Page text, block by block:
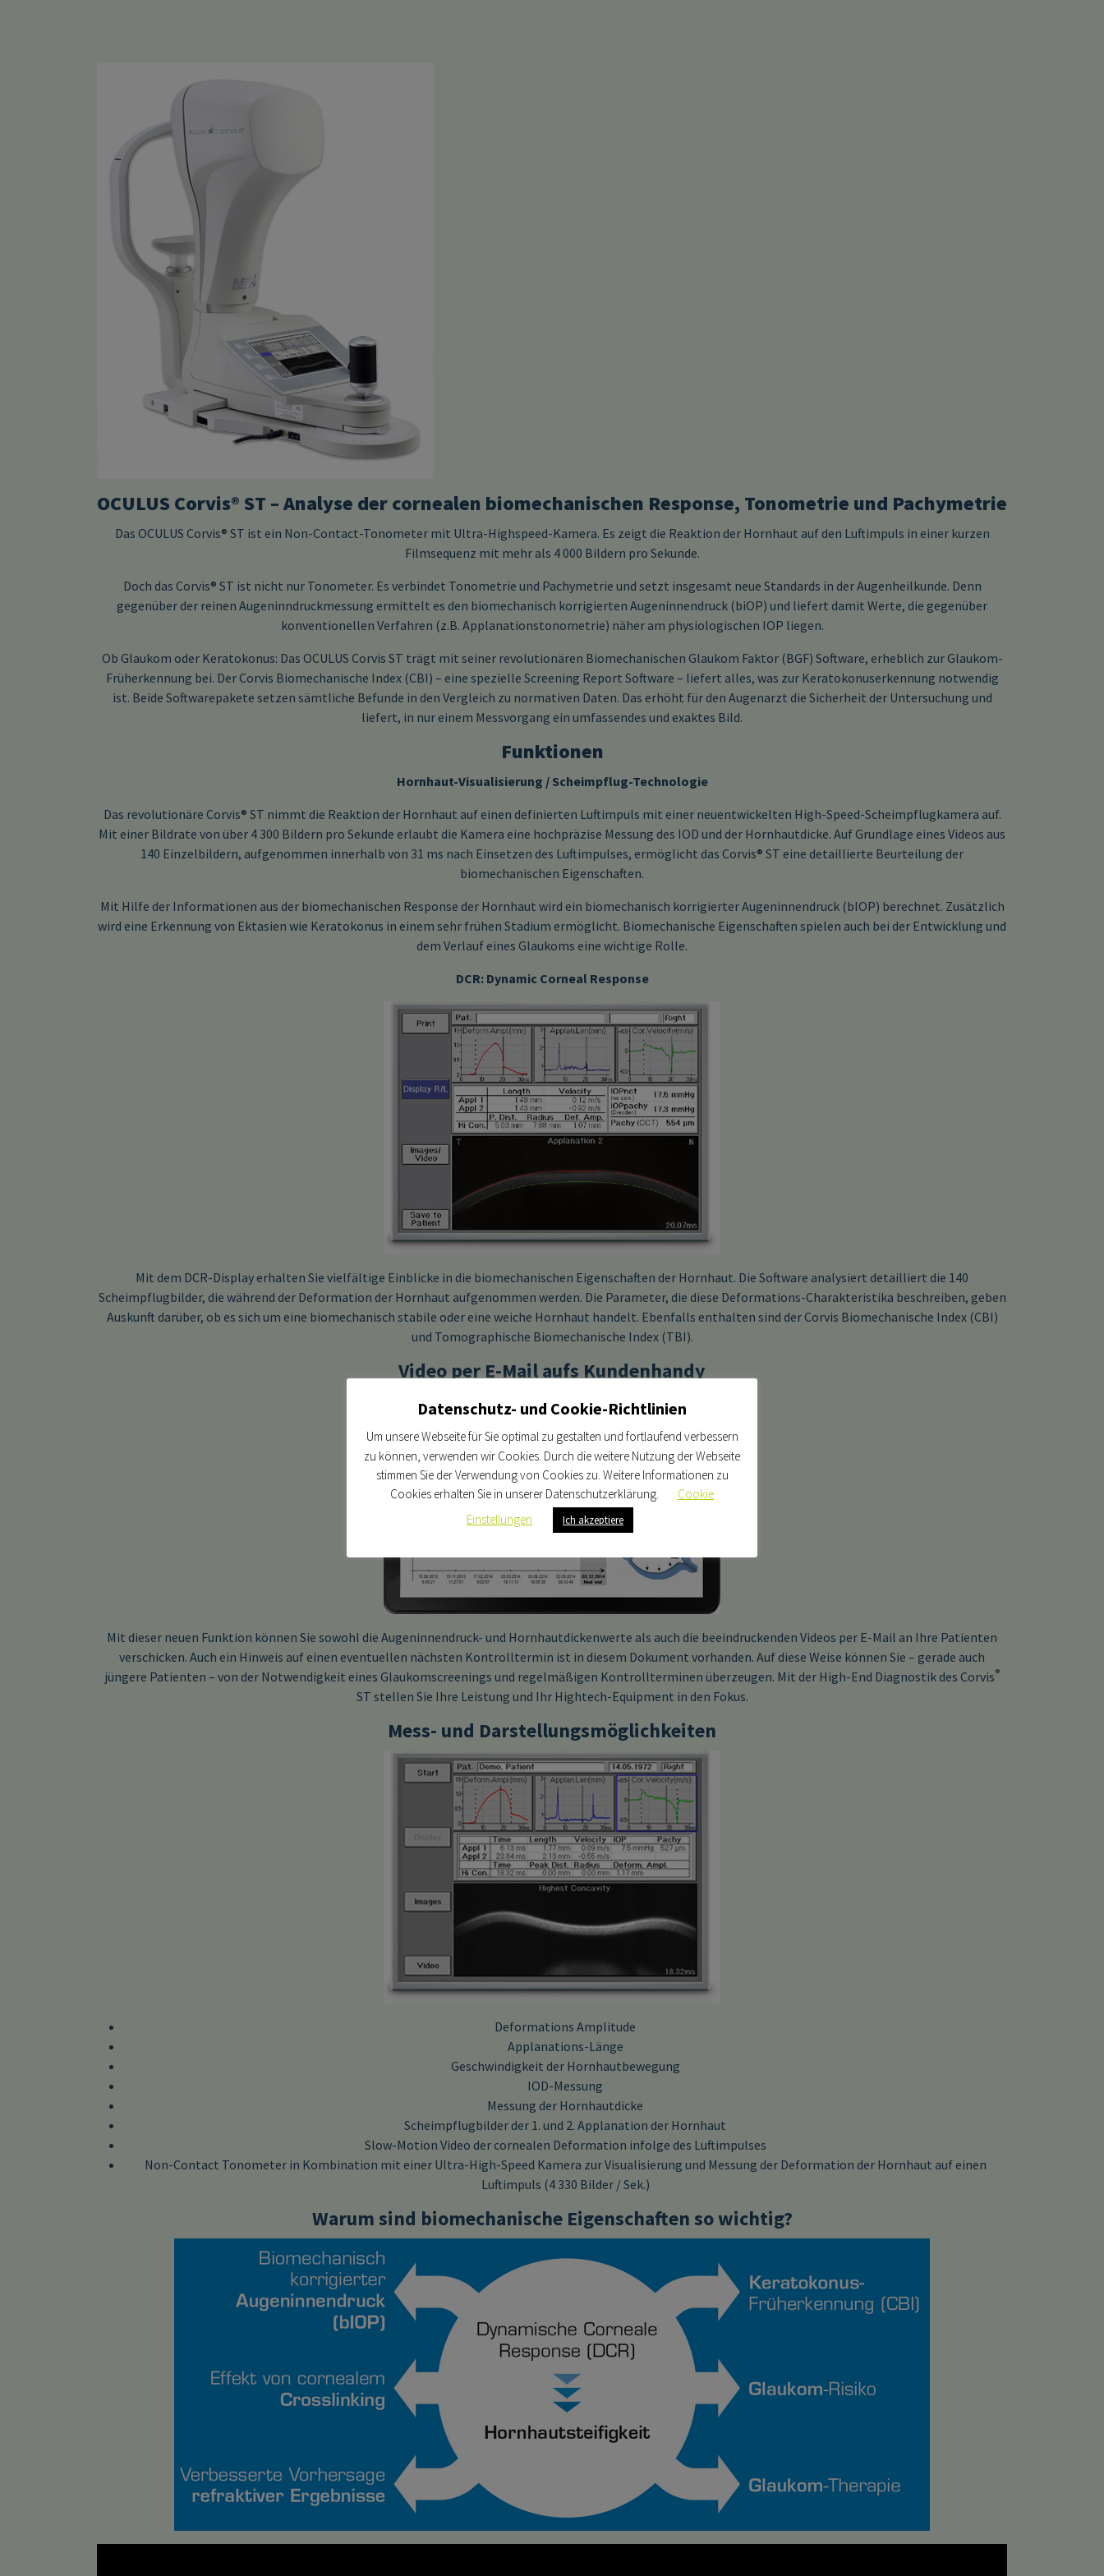
OCULUS Corvis® ST – Analyse der cornealen biomechanischen Response, Tonometrie und Pachymetrie
Das OCULUS Corvis® ST ist ein Non-Contact-Tonometer mit Ultra-Highspeed-Kamera. Es zeigt die Reaktion der Hornhaut auf den Luftimpuls in einer kurzen
Filmsequenz mit mehr als 4 000 Bildern pro Sekunde.
Doch das Corvis® ST ist nicht nur Tonometer. Es verbindet Tonometrie und Pachymetrie und setzt insgesamt neue Standards in der Augenheilkunde. Denn
gegenüber der reinen Augeninndruckmessung ermittelt es den biomechanisch korrigierten Augeninnendruck (biOP) und liefert damit Werte, die gegenüber
konventionellen Verfahren (z.B. Applanationstonometrie) näher am physiologischen IOP liegen.
Ob Glaukom oder Keratokonus: Das OCULUS Corvis ST trägt mit seiner revolutionären Biomechanischen Glaukom Faktor (BGF) Software, erheblich zur Glaukom-
Früherkennung bei. Der Corvis Biomechanische Index (CBI) – eine spezielle Screening Report Software – liefert alles, was zur Keratokonuserkennung notwendig
ist. Beide Softwarepakete setzen sämtliche Befunde in den Vergleich zu normativen Daten. Das erhöht für den Augenarzt die Sicherheit der Untersuchung und
liefert, in nur einem Messvorgang ein umfassendes und exaktes Bild.
Funktionen
Hornhaut-Visualisierung / Scheimpflug-Technologie
Das revolutionäre Corvis® ST nimmt die Reaktion der Hornhaut auf einen definierten Luftimpuls mit einer neuentwickelten High-Speed-Scheimpflugkamera auf.
Mit einer Bildrate von über 4 300 Bildern pro Sekunde erlaubt die Kamera eine hochpräzise Messung des IOD und der Hornhautdicke. Auf Grundlage eines Videos aus
140 Einzelbildern, aufgenommen innerhalb von 31 ms nach Einsetzen des Luftimpulses, ermöglicht das Corvis® ST eine detaillierte Beurteilung der
biomechanischen Eigenschaften.
Mit Hilfe der Informationen aus der biomechanischen Response der Hornhaut wird ein biomechanisch korrigierter Augeninnendruck (bIOP) berechnet. Zusätzlich
wird eine Erkennung von Ektasien wie Keratokonus in einem sehr frühen Stadium ermöglicht. Biomechanische Eigenschaften spielen auch bei der Entwicklung und
dem Verlauf eines Glaukoms eine wichtige Rolle.
DCR: Dynamic Corneal Response
Mit dem DCR-Display erhalten Sie vielfältige Einblicke in die biomechanischen Eigenschaften der Hornhaut. Die Software analysiert detailliert die 140
Scheimpflugbilder, die während der Deformation der Hornhaut aufgenommen werden. Die Parameter, die diese Deformations-Charakteristika beschreiben, geben
Auskunft darüber, ob es sich um eine biomechanisch stabile oder eine weiche Hornhaut handelt. Ebenfalls enthalten sind der Corvis Biomechanische Index (CBI)
und Tomographische Biomechanische Index (TBI).
Video per E-Mail aufs Kundenhandy
Mit dieser neuen Funktion können Sie sowohl die Augeninnendruck- und Hornhautdickenwerte als auch die beeindruckenden Videos per E-Mail an Ihre Patienten
verschicken. Auch ein Hinweis auf einen eventuellen nächsten Kontrolltermin ist in diesem Dokument vorhanden. Auf diese Weise können Sie – gerade auch
jüngere Patienten – von der Notwendigkeit eines Glaukomscreenings und regelmäßigen Kontrollterminen überzeugen. Mit der High-End Diagnostik des Corvis®
ST stellen Sie Ihre Leistung und Ihr Hightech-Equipment in den Fokus.
Mess- und Darstellungsmöglichkeiten
Deformations Amplitude
Applanations-Länge
Geschwindigkeit der Hornhautbewegung
IOD-Messung
Messung der Hornhautdicke
Scheimpflugbilder der 1. und 2. Applanation der Hornhaut
Slow-Motion Video der cornealen Deformation infolge des Luftimpulses
Non-Contact Tonometer in Kombination mit einer Ultra-High-Speed Kamera zur Visualisierung und Messung der Deformation der Hornhaut auf einen
Luftimpuls (4 330 Bilder / Sek.)
Warum sind biomechanische Eigenschaften so wichtig?
Datenschutz- und Cookie-Richtlinien
Um unsere Webseite für Sie optimal zu gestalten und fortlaufend verbessern
zu können, verwenden wir Cookies. Durch die weitere Nutzung der Webseite
stimmen Sie der Verwendung von Cookies zu. Weitere Informationen zu
Cookies erhalten Sie in unserer Datenschutzerklärung.
Cookie
Einstellungen
Ich akzeptiere